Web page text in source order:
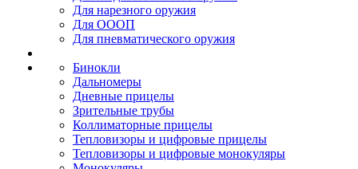
Для нарезного оружия
Для ОООП
Для пневматического оружия
Бинокли
Дальномеры
Дневные прицелы
Зрительные трубы
Коллиматорные прицелы
Тепловизоры и цифровые прицелы
Тепловизоры и цифровые монокуляры